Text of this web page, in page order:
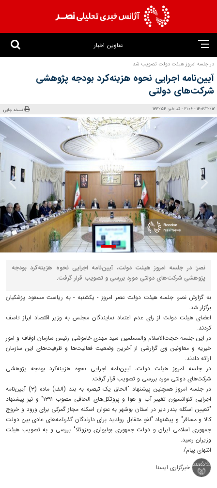
عناوین اخبار
در جلسه امروز هیئت دولت تصویب شد
آیین‌نامه اجرایی نحوه هزینه‌کرد بودجه پژوهشی
شرکت‌های دولتی
1403/12/12 - 21:06 - کد خبر: 132254 نسخه چاپی
نصر: در جلسه امروز هیئت دولت، آیین‌نامه اجرایی نحوه هزینه‌کرد بودجه
پژوهشی شرکت‌های دولتی مورد بررسی و تصویب قرار گرفت.
به گزارش نصر، جلسه هیئت دولت عصر امروز - یکشنبه - به ریاست مسعود پزشکیان
برگزار شد.
اعضای هیئت دولت از رای عدم اعتماد نمایندگان مجلس به وزیر اقتصاد ابراز تاسف
کردند.
در این جلسه حجت‌الاسلام والمسلمین سید مهدی خاموشی رئیس سازمان اوقاف و امور
خیریه و معاونین وی گزارشی از آخرین وضعیت فعالیت‌ها و ظرفیت‌های این سازمان
ارائه دادند.
در جلسه امروز هیئت دولت، آیین‌نامه اجرایی نحوه هزینه‌کرد بودجه پژوهشی
شرکت‌های دولتی مورد بررسی و تصویب قرار گرفت.
در جلسه امروز همچنین پیشنهاد "الحاق یک تبصره به بند (الف) ماده (۳) آیین‌نامه
اجرایی کنوانسیون تغییر آب و هوا و پروتکل‌های الحاقی مصوب ۱۳۹۱" و نیز پیشنهاد
"تعیین اسکله بندر دیر در استان بوشهر به عنوان اسکله مجاز گمرکی برای ورود و خروج
کالا و مسافر" و پیشنهاد "لغو متقابل روادید برای دارندگان گذرنامه‌های عادی بین دولت
جمهوری اسلامی ایران و دولت جمهوری بولیواری ونزوئلا" بررسی و به تصویب هیئت
وزیران رسید.
انتهای پیام/
خبرگزاری ایسنا